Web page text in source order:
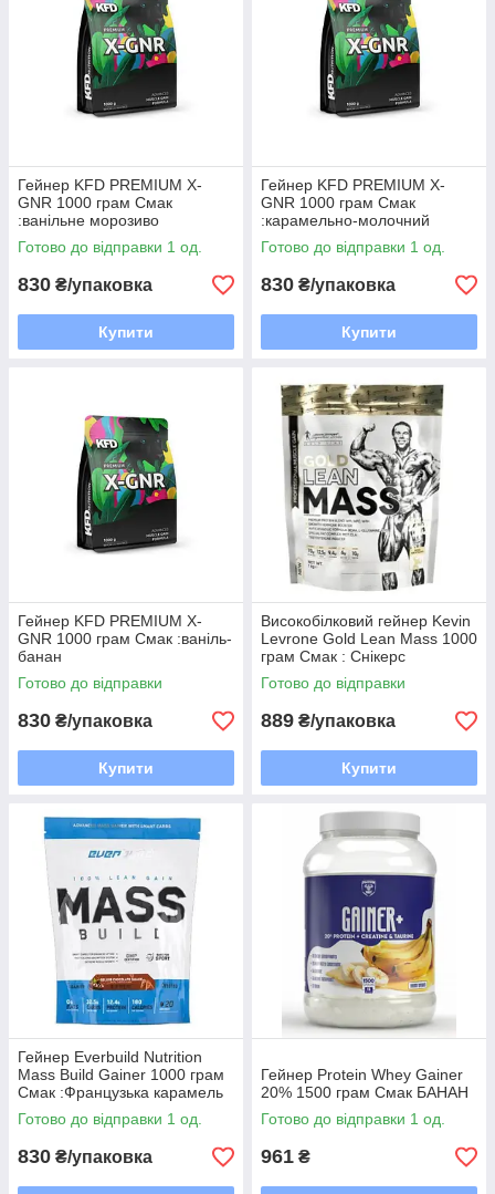
Гейнер KFD PREMIUM X-
GNR 1000 грам Смак
:ванільне морозиво
Готово до відправки 1 од.
830 ₴/упаковка
Купити
Гейнер KFD PREMIUM X-
GNR 1000 грам Смак
:карамельно-молочний
Готово до відправки 1 од.
830 ₴/упаковка
Купити
Гейнер KFD PREMIUM X-
GNR 1000 грам Смак :ваніль-
банан
Готово до відправки
830 ₴/упаковка
Купити
Високобілковий гейнер Kevin
Levrone Gold Lean Mass 1000
грам Смак : Снікерс
Готово до відправки
889 ₴/упаковка
Купити
Гейнер Everbuild Nutrition
Mass Build Gainer 1000 грам
Смак :Французька карамель
Готово до відправки 1 од.
830 ₴/упаковка
Гейнер Protein Whey Gainer
20% 1500 грам Смак БАНАН
Готово до відправки 1 од.
961 ₴